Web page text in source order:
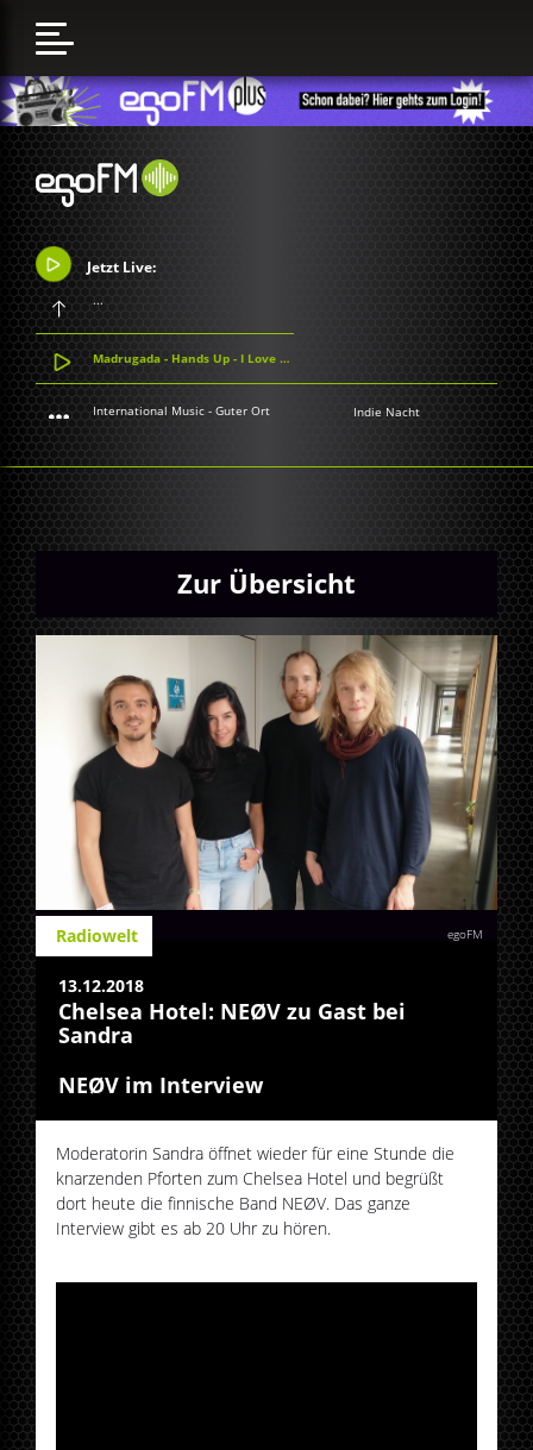
Jetzt Live:
...
Madrugada - Hands Up - I Love You
International Music - Guter Ort Indie Nacht
Zur Übersicht
egoFM
Radiowelt
13.12.2018
Chelsea Hotel: NEØV zu Gast bei
Sandra
NEØV im Interview
Moderatorin Sandra öffnet wieder für eine Stunde die
knarzenden Pforten zum Chelsea Hotel und begrüßt
dort heute die finnische Band NEØV. Das ganze
Interview gibt es ab 20 Uhr zu hören.